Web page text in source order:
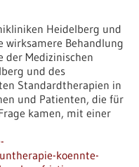
Heidelberg und
wirksamere Behandlung
der Medizinischen
und des
Standardtherapien in
und Patienten, die für
kamen, mit einer
koennte-